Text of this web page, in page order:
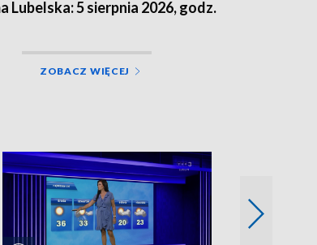
Lubelska: 5 sierpnia 2026, godz.
ZOBACZ WIĘCEJ